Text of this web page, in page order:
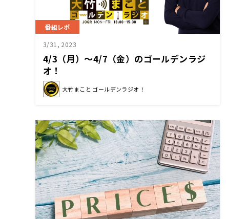
番組レポ
3/31, 2023
4/3（月）～4/7（金）のゴールデンラジ
オ！
大竹まこと ゴールデンラジオ！